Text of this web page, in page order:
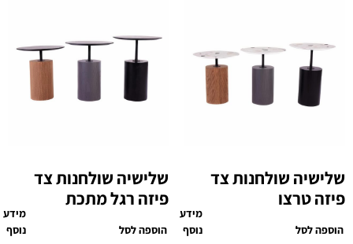
שלישיה שולחנות צד
פיזה טרצו
₪2,190
הוספה לסל
מידע
נוסף
שלישיה שולחנות צד
פיזה רגל מתכת
₪2,100
הוספה לסל
מידע
נוסף